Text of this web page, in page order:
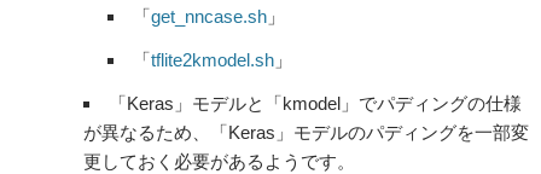
「get_nncase.sh 」
「tflite2kmodel.sh 」
「Keras」モデルと「kmodel」でパディングの仕様
が異なるため、「Keras」モデルのパディングを一部変
更しておく必要があるようです。